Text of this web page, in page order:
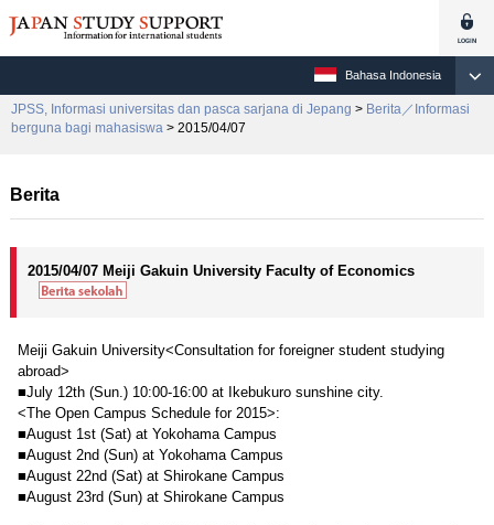
Bahasa Indonesia
JPSS, Informasi universitas dan pasca sarjana di Jepang > Berita／Informasi
berguna bagi mahasiswa > 2015/04/07
Berita
2015/04/07 Meiji Gakuin University Faculty of Economics
Meiji Gakuin University<Consultation for foreigner student studying
abroad>
■July 12th (Sun.) 10:00-16:00 at Ikebukuro sunshine city.
<The Open Campus Schedule for 2015>:
■August 1st (Sat) at Yokohama Campus
■August 2nd (Sun) at Yokohama Campus
■August 22nd (Sat) at Shirokane Campus
■August 23rd (Sun) at Shirokane Campus